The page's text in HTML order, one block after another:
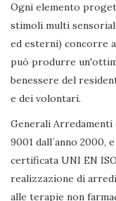
Ogni elemento
stimoli multi
ed esterni) concorre
può produrre
benessere del
e dei volontari.
Generali Arredamenti
9001 dall´anno 2000,
certificata UNI EN
realizzazione di
alle terapie non